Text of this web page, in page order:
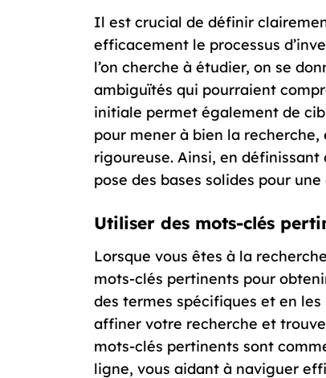
Il est crucial de définir
efficacement le processus
l’on cherche à étudier, on se
ambiguïtés qui pourraient
initiale permet également de
pour mener à bien la
rigoureuse. Ainsi, en définissant
pose des bases solides pour
Utiliser des mots-clés
Lorsque vous êtes à la
mots-clés pertinents pour
des termes spécifiques et en
affiner votre recherche et
mots-clés pertinents sont
ligne, vous aidant à naviguer